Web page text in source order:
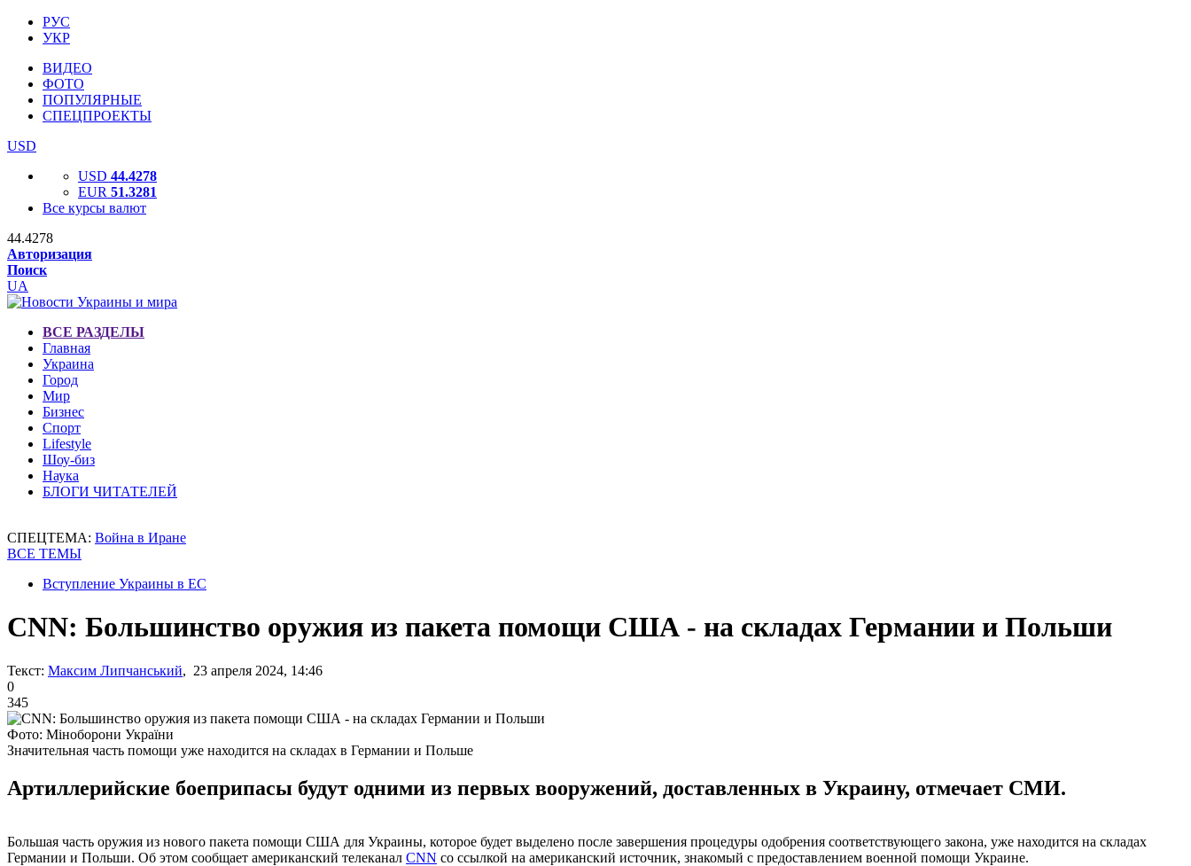
РУС
УКР
ВИДЕО
ФОТО
ПОПУЛЯРНЫЕ
СПЕЦПРОЕКТЫ
USD
USD 44.4278
EUR 51.3281
Все курсы валют
44.4278
Авторизация
Поиск
UA
ВСЕ РАЗДЕЛЫ
Главная
Украина
Город
Мир
Бизнес
Спорт
Lifestyle
Шоу-биз
Наука
БЛОГИ ЧИТАТЕЛЕЙ
СПЕЦТЕМА: Война в Иране
ВСЕ ТЕМЫ
Вступление Украины в ЕС
CNN: Большинство оружия из пакета помощи США - на складах Германии и Польши
Текст: Максим Липчанський, 23 апреля 2024, 14:46
0
345
Фото: Міноборони України
Значительная часть помощи уже находится на складах в Германии и Польше
Артиллерийские боеприпасы будут одними из первых вооружений, доставленных в Украину, отмечает СМИ.
Большая часть оружия из нового пакета помощи США для Украины, которое будет выделено после завершения процедуры одобрения соответствующего закона, уже находится на складах
Германии и Польши. Об этом сообщает американский телеканал CNN со ссылкой на американский источник, знакомый с предоставлением военной помощи Украине.